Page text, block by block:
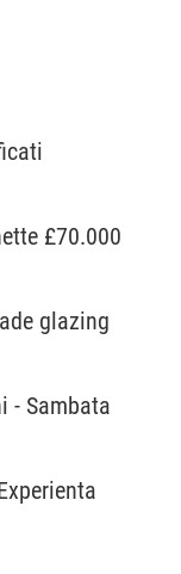
£70.000
glazing
- Sambata